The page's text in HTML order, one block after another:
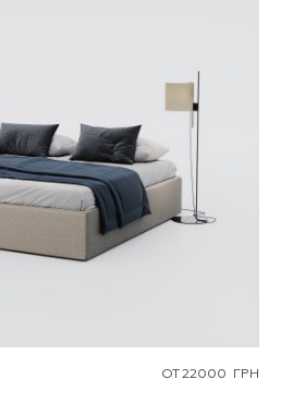
ОТ22000 ГРН